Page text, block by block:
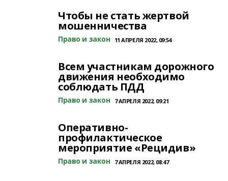
Чтобы не стать жертвой
мошенничества
Право и закон 11 АПРЕЛЯ 2022, 09:54
Всем участникам дорожного
движения необходимо
соблюдать ПДД
Право и закон 7 АПРЕЛЯ 2022, 09:21
Оперативно-
профилактическое
мероприятие «Рецидив»
Право и закон 7 АПРЕЛЯ 2022, 08:47